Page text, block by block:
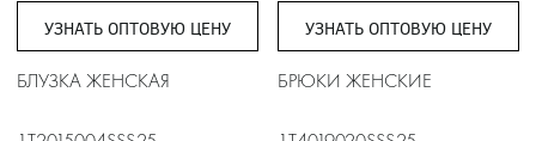
УЗНАТЬ ОПТОВУЮ ЦЕНУ
БЛУЗКА ЖЕНСКАЯ
УЗНАТЬ ОПТОВУЮ ЦЕНУ
БРЮКИ ЖЕНСКИЕ